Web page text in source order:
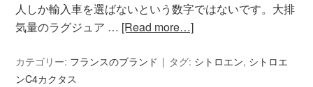
人しか輸入車を選ばないという数字ではないです。大排
気量のラグジュア … [Read more…]
カテゴリー: フランスのブランド タグ: シトロエン, シトロエ
ンC4カクタス